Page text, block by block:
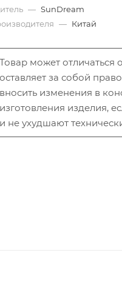
— SunDream
— Китай
Товар может отличаться
оставляет за собой
вносить изменения в
изготовления изделия,
и не ухудшают